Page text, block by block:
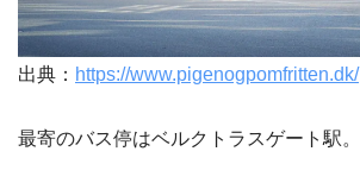
出典： https://www.pigenogpomfritten.dk/
最寄のバス停はベルクトラスゲート駅。